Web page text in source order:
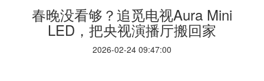
春晚没看够？追觅电视Aura Mini
LED，把央视演播厅搬回家
2026-02-24 09:47:00